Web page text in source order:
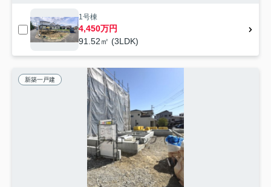
1号棟
4,450万円
91.52㎡ (3LDK)
新築一戸建